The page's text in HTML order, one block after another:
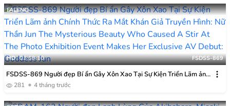
Ngành Phim Người Lớn.
FALENO
HD 02:19:10 FSDSS-869
FSDSS-869 Người đẹp Bí ẩn Gây Xôn Xao Tại Sự Kiện Triển Lãm ảnh
Chính Thức Ra Mắt Khán Giả Truyền Hình: Nữ Thần Jun
281 4 tháng trước